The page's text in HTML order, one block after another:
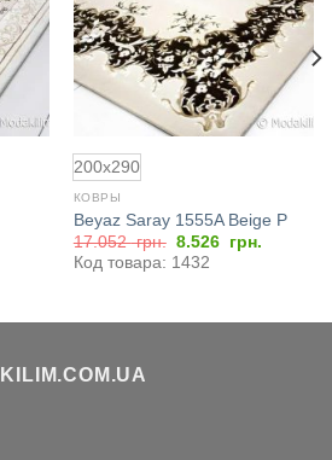
200x290
КОВРЫ
Beyaz Saray 1555A Beige P
17.052грн. Первоначальная
цена
составляла
8.526 грн.Текущая
Код товара: 1432